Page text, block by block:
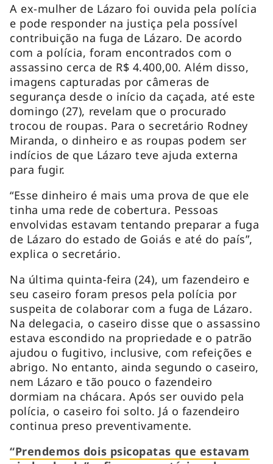
A ex-mulher de Lázaro foi ouvida pela polícia
e pode responder na justiça pela possível
contribuição na fuga de Lázaro. De acordo
com a polícia, foram encontrados com o
assassino cerca de R$ 4.400,00. Além disso,
imagens capturadas por câmeras de
segurança desde o início da caçada, até este
domingo (27), revelam que o procurado
trocou de roupas. Para o secretário Rodney
Miranda, o dinheiro e as roupas podem ser
indícios de que Lázaro teve ajuda externa
para fugir.
“Esse dinheiro é mais uma prova de que ele
tinha uma rede de cobertura. Pessoas
envolvidas estavam tentando preparar a fuga
de Lázaro do estado de Goiás e até do país”,
explica o secretário.
Na última quinta-feira (24), um fazendeiro e
seu caseiro foram presos pela polícia por
suspeita de colaborar com a fuga de Lázaro.
Na delegacia, o caseiro disse que o assassino
estava escondido na propriedade e o patrão
ajudou o fugitivo, inclusive, com refeições e
abrigo. No entanto, ainda segundo o caseiro,
nem Lázaro e tão pouco o fazendeiro
dormiam na chácara. Após ser ouvido pela
polícia, o caseiro foi solto. Já o fazendeiro
continua preso preventivamente.
“Prendemos dois psicopatas que estavam